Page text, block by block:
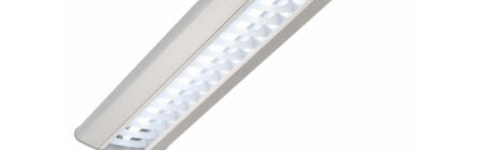
► VERSANDARTEN